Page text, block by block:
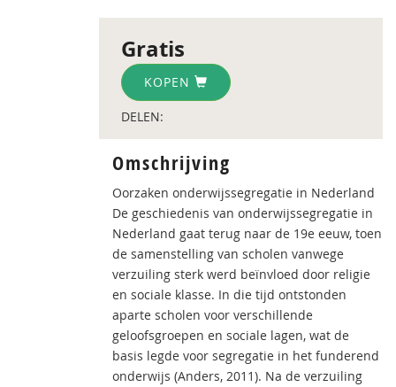
Gratis
KOPEN
DELEN:
Omschrijving
Oorzaken onderwijssegregatie in Nederland
De geschiedenis van onderwijssegregatie in
Nederland gaat terug naar de 19e eeuw, toen
de samenstelling van scholen vanwege
verzuiling sterk werd beïnvloed door religie
en sociale klasse. In die tijd ontstonden
aparte scholen voor verschillende
geloofsgroepen en sociale lagen, wat de
basis legde voor segregatie in het funderend
onderwijs (Anders, 2011). Na de verzuiling